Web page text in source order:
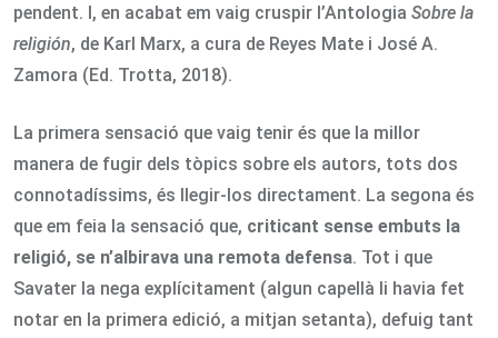
pendent. I, en acabat em vaig cruspir l’Antologia Sobre la
religión, de Karl Marx, a cura de Reyes Mate i José A.
Zamora (Ed. Trotta, 2018).
La primera sensació que vaig tenir és que la millor
manera de fugir dels tòpics sobre els autors, tots dos
connotadíssims, és llegir-los directament. La segona és
que em feia la sensació que, criticant sense embuts la
religió, se n’albirava una remota defensa. Tot i que
Savater la nega explícitament (algun capellà li havia fet
notar en la primera edició, a mitjan setanta), defuig tant